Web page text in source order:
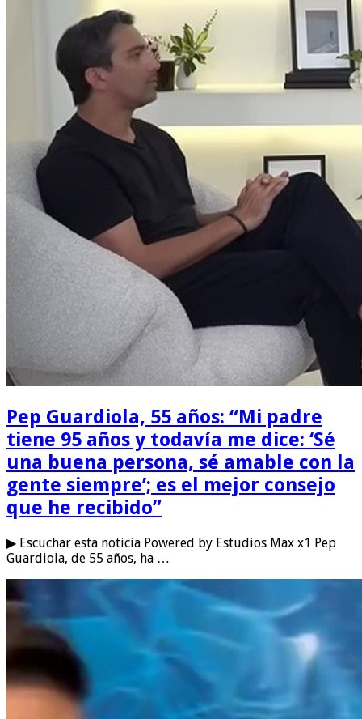
Pep Guardiola, 55 años: “Mi padre
tiene 95 años y todavía me dice: ‘Sé
una buena persona, sé amable con la
gente siempre’; es el mejor consejo
que he recibido”
▶ Escuchar esta noticia Powered by Estudios Max x1 Pep
Guardiola, de 55 años, ha …